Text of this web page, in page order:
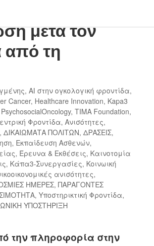
Ιούνιος
μετά τον
από τη
,AI στην ογκολογική φροντίδα,
Cancer, Healthcare Innovation, Kapa3
PsychosocialOncology,TIMA Foundation,
Φροντίδα,Ανισότητες,
,ΔΙΚΑΙΩΜΑΤΑ ΠΟΛΙΤΩΝ,ΔΡΑΣΕΙΣ,
, Εκπαίδευση Ασθενών,
, Έρευνα & Εκθέσεις, Καινοτομία
, Κάπα3-Συνεργασίες, Κοινωική
ανισότητες,
ΗΜΕΡΕΣ,ΠΑΡΑΓΟΝΤΕΣ
,Υποστηρικτική Φροντίδα,
ΥΠΟΣΤΗΡΙΞΗ
την πληροφορία στην